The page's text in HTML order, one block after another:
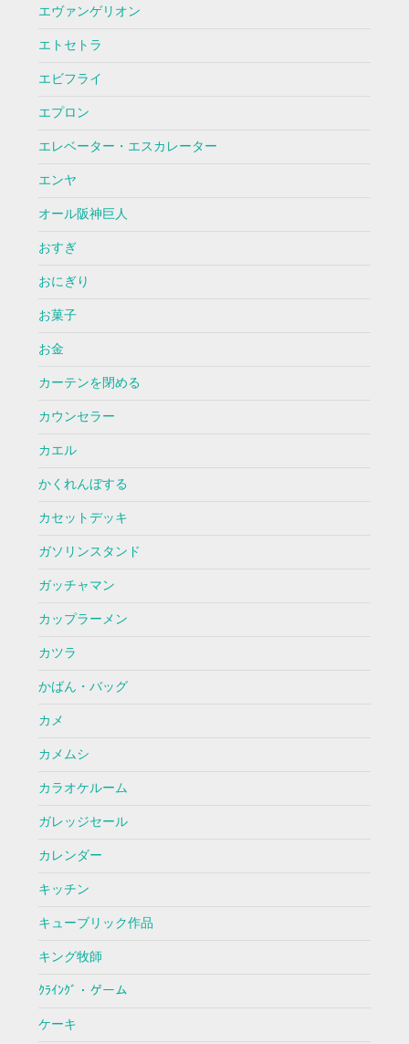
エヴァンゲリオン
エトセトラ
エビフライ
エプロン
エレベーター・エスカレーター
エンヤ
オール阪神巨人
おすぎ
おにぎり
お菓子
お金
カーテンを閉める
カウンセラー
カエル
かくれんぼする
カセットデッキ
ガソリンスタンド
ガッチャマン
カップラーメン
カツラ
かばん・バッグ
カメ
カメムシ
カラオケルーム
ガレッジセール
カレンダー
キッチン
キューブリック作品
キング牧師
ｸﾗｲﾝｸﾞ・ゲーム
ケーキ